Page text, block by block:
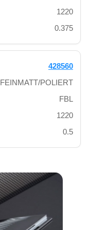
1220
0.375
428560
FEINMATT/POLIERT
FBL
1220
0.5